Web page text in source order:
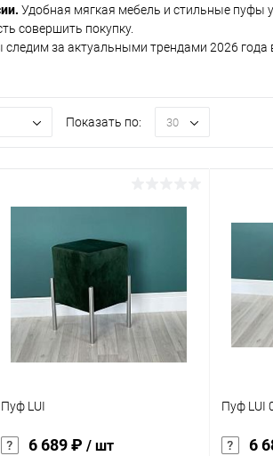
Удобная мягкая мебель и стильные пуфы
совершить покупку.
за актуальными трендами 2026 года
Показать по: 30
Пуф LUI
6 689 ₽ / шт
Пуф LUI
6